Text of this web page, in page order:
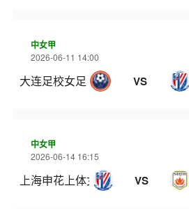
中女甲
2026-06-11 14:00
大连足校女足 VS
中女甲
2026-06-14 16:15
上海申花上体女足 VS